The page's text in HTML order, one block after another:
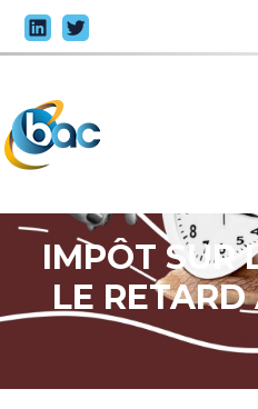
Aller
au
IMPÔT SUR
LE